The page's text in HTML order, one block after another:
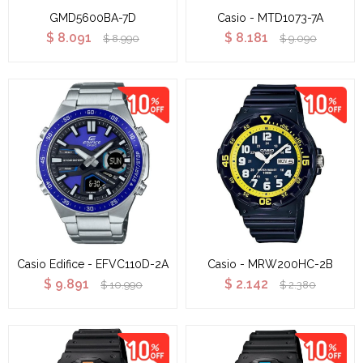
GMD5600BA-7D
$ 8.091 $ 8.990
Casio - MTD1073-7A
$ 8.181 $ 9.090
Casio Edifice - EFVC110D-2A
$ 9.891 $ 10.990
Casio - MRW200HC-2B
$ 2.142 $ 2.380